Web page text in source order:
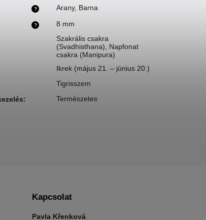
? Arany, Barna
? 8 mm
Szakrális csakra
(Svadhisthana)
Napfonat
csakra (Manipura)
Ikrek (május 21. – június 20.)
Tigrisszem
: Természetes
Kapcsolat
Pavla Křenková